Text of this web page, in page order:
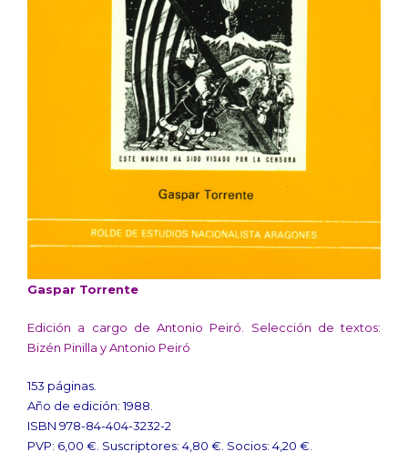
Gaspar Torrente
Edición a cargo de Antonio Peiró. Selección de textos:
Bizén Pinilla y Antonio Peiró
153 páginas.
Año de edición: 1988.
ISBN 978-84-404-3232-2
PVP: 6,00 €. Suscriptores: 4,80 €. Socios: 4,20 €.